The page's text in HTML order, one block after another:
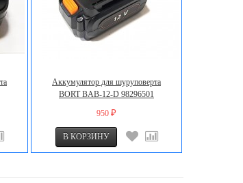
Аккумулятор для шуруповерта
BORT BAB-12-D 98296501
950 ₽